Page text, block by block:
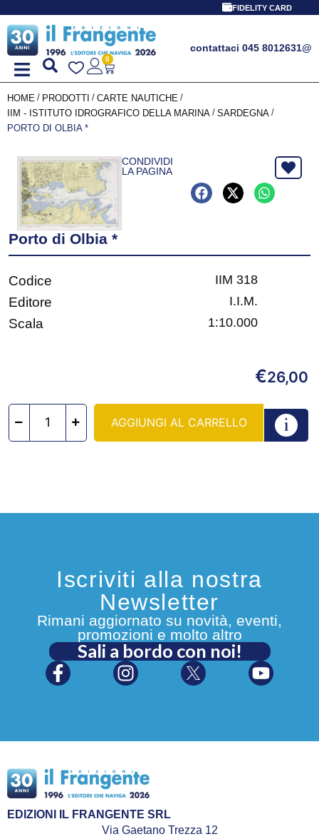
FIDELITY CARD
contattaci 045 8012631@
0
HOME / PRODOTTI / CARTE NAUTICHE /
IIM - ISTITUTO IDROGRAFICO DELLA MARINA / SARDEGNA /
PORTO DI OLBIA *
CONDIVIDI
LA PAGINA
Porto di Olbia *
Codice IIM 318
Editore I.I.M.
Scala 1:10.000
€26,00
AGGIUNGI AL CARRELLO
Iscriviti alla nostra
Newsletter
Rimani aggiornato su novità, eventi,
promozioni e molto altro
Sali a bordo con noi!
EDIZIONI IL FRANGENTE SRL
Via Gaetano Trezza 12